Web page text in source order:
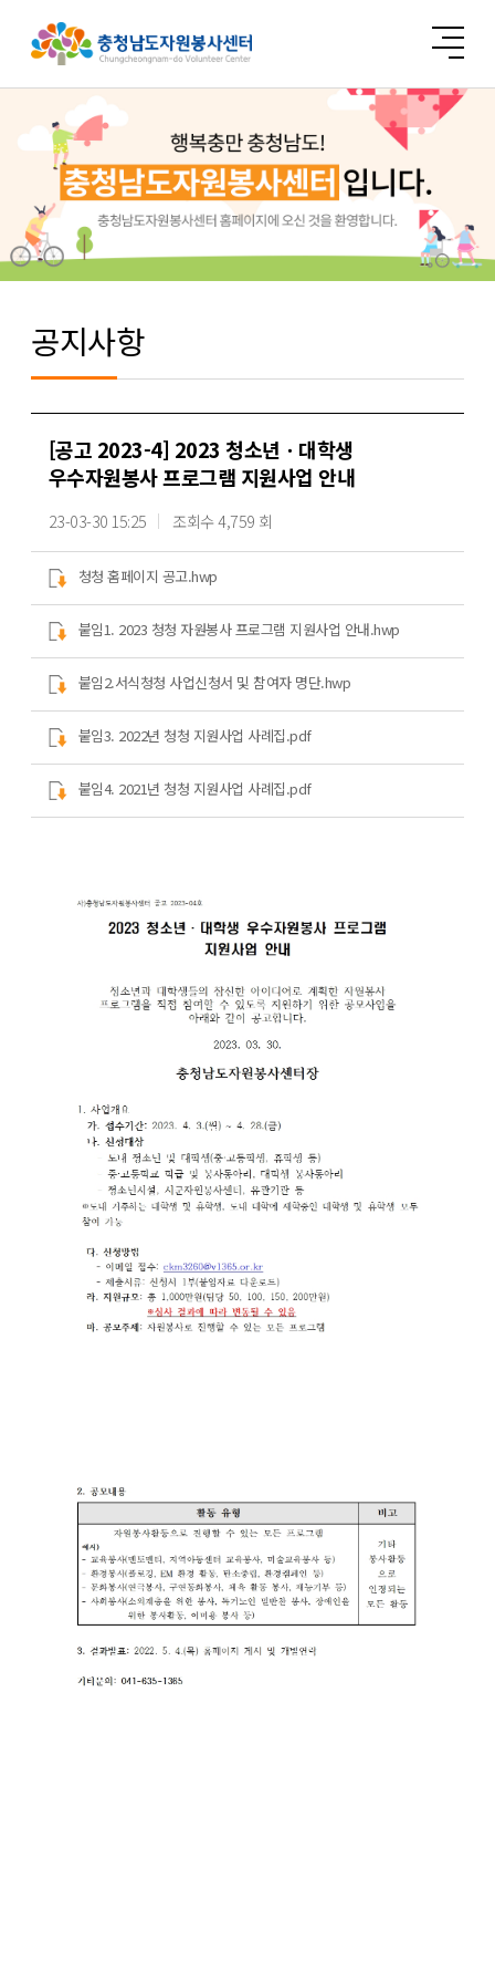
공지사항
[공고 2023-4] 2023 청소년ㆍ대학생
우수자원봉사 프로그램 지원사업 안내
23-03-30 15:25 조회수 4,759 회
청청 홈페이지 공고.hwp
붙임1. 2023 청청 자원봉사 프로그램 지원사업 안내.hwp
붙임2.서식청청 사업신청서 및 참여자 명단.hwp
붙임3. 2022년 청청 지원사업 사례집.pdf
붙임4. 2021년 청청 지원사업 사례집.pdf